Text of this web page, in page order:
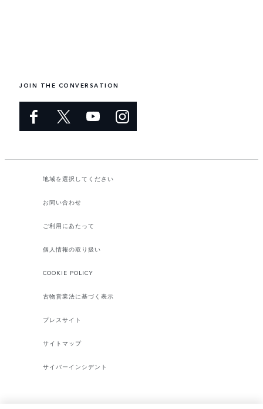
JOIN THE CONVERSATION
地域を選択してください​
お問い合わせ
ご利用にあたって
個人情報の取り扱い
COOKIE POLICY
古物営業法に基づく表示
プレスサイト
サイトマップ
サイバーインシデント